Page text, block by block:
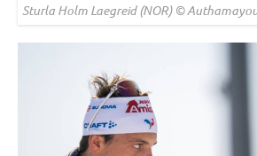
Sturla Holm Laegreid (NOR) ©